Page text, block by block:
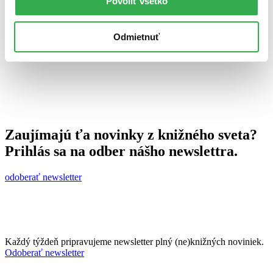
Odmietnuť
Zaujímajú ťa novinky z knižného sveta?
Prihlás sa na odber nášho newslettra.
odoberať newsletter
Každý týždeň pripravujeme newsletter plný (ne)knižných noviniek.
Odoberať newsletter